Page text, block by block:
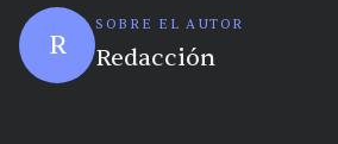
R
SOBRE EL AUTOR
Redacción